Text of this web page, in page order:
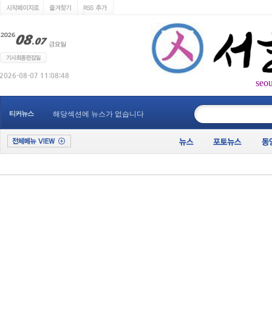
티커뉴스 해당섹션에 뉴스가 없습니다